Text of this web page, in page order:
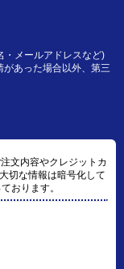
・メールアドレスなど)
あった場合以外、第三
文内容やクレジットカ
切な情報は暗号化して
おります。